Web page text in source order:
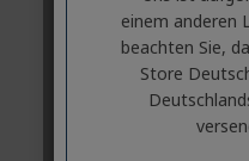
einem anderen
beachten Sie,
Store